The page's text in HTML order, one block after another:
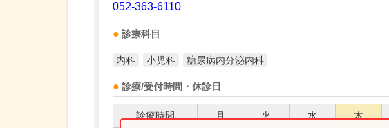
052-363-6110
診療科目
内科 小児科 糖尿病内分泌内科
診療/受付時間・休診日
診療時間 月 火 水 木